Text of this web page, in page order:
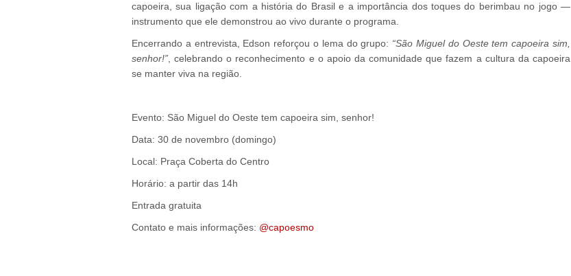
capoeira, sua ligação com a história do Brasil e a importância dos toques do berimbau no jogo —
instrumento que ele demonstrou ao vivo durante o programa.
Encerrando a entrevista, Edson reforçou o lema do grupo: “São Miguel do Oeste tem capoeira sim,
senhor!” , celebrando o reconhecimento e o apoio da comunidade que fazem a cultura da capoeira
se manter viva na região.
Evento: São Miguel do Oeste tem capoeira sim, senhor!
Data: 30 de novembro (domingo)
Local: Praça Coberta do Centro
Horário: a partir das 14h
Entrada gratuita
Contato e mais informações: @capoesmo